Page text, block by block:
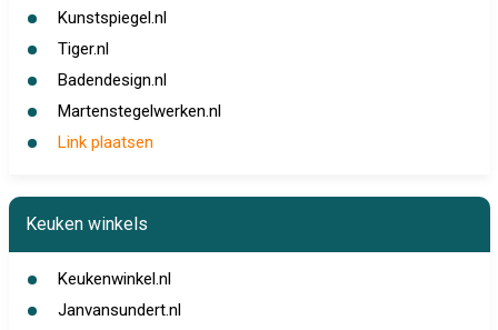
Kunstspiegel.nl
Tiger.nl
Badendesign.nl
Martenstegelwerken.nl
Link plaatsen
Keuken winkels
Keukenwinkel.nl
Janvansundert.nl